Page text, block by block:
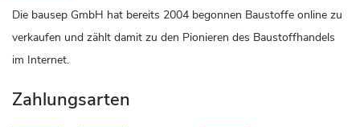
Die bausep GmbH hat bereits 2004 begonnen Baustoffe online zu
verkaufen und zählt damit zu den Pionieren des Baustoffhandels
im Internet.
Zahlungsarten